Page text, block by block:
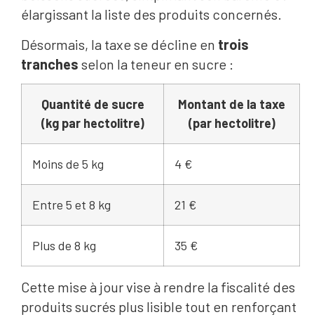
élargissant la liste des produits concernés.
Désormais, la taxe se décline en trois
tranches selon la teneur en sucre :
Quantité de sucre
(kg par hectolitre)
Montant de la taxe
(par hectolitre)
Moins de 5 kg 4 €
Entre 5 et 8 kg 21 €
Plus de 8 kg 35 €
Cette mise à jour vise à rendre la fiscalité des
produits sucrés plus lisible tout en renforçant